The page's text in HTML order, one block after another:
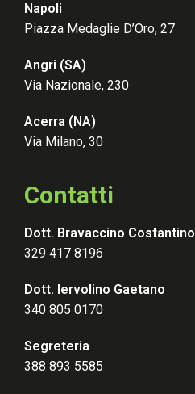
Napoli
Piazza Medaglie D’Oro, 27
Angri (SA)
Via Nazionale, 230
Acerra (NA)
Via Milano, 30
Contatti
Dott. Bravaccino Costantino
329 417 8196
Dott. Iervolino Gaetano
340 805 0170
Segreteria
388 893 5585